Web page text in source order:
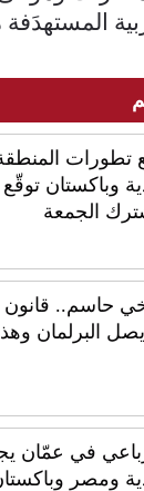
تطورات
وباكستان توقّع
الجمعة
حاسم.. قانون
البرلمان
في عمّان
ومصر